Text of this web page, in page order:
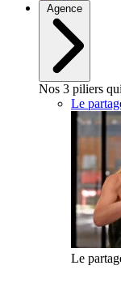
Agence
Nos 3 piliers
Le
Le